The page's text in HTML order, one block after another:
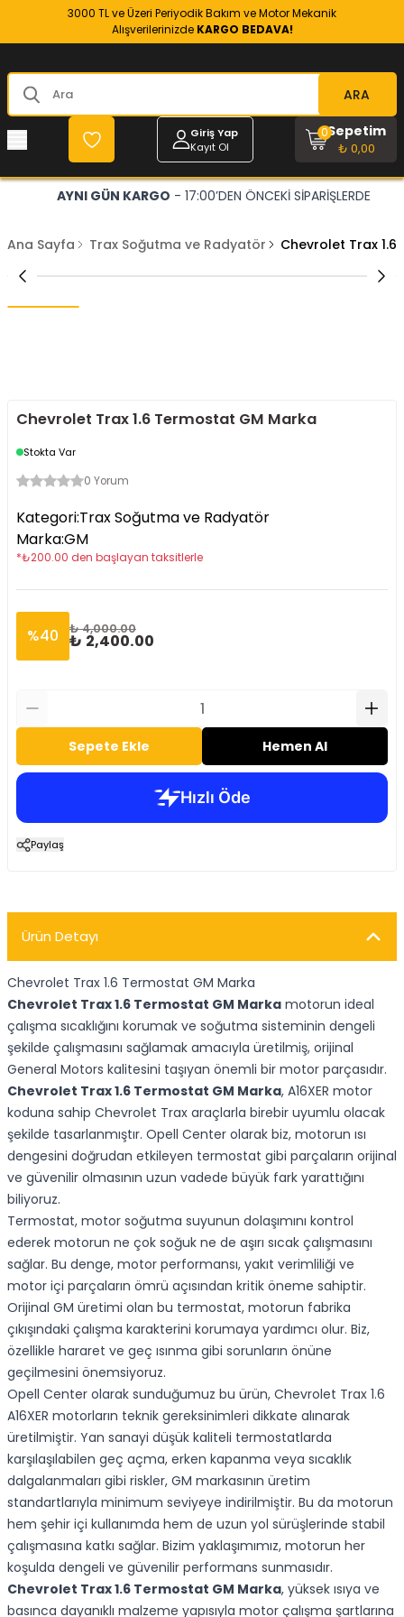
3000 TL ve Üzeri Periyodik Bakım ve Motor Mekanik
Alışverilerinizde KARGO BEDAVA!
ARA
Giriş Yap
Kayıt Ol
Sepetim
₺ 0,00
0
AYNI GÜN KARGO - 17:00’DEN ÖNCEKİ SİPARİŞLERDE
Ana Sayfa Trax Soğutma ve Radyatör Chevrolet Trax
Chevrolet Trax 1.6 Termostat GM Marka
Stokta Var
0 Yorum
Kategori:Trax Soğutma ve Radyatör
Marka:GM
*₺200.00 den başlayan taksitlerle
%40 ₺ 4,000.00
₺ 2,400.00
Sepete Ekle Hemen Al
Paylaş
Ürün Detayı
Chevrolet Trax 1.6 Termostat GM Marka
Chevrolet Trax 1.6 Termostat GM Marka motorun ideal
çalışma sıcaklığını korumak ve soğutma sisteminin dengeli
şekilde çalışmasını sağlamak amacıyla üretilmiş, orijinal
General Motors kalitesini taşıyan önemli bir motor parçasıdır.
Chevrolet Trax 1.6 Termostat GM Marka, A16XER motor
koduna sahip Chevrolet Trax araçlarla birebir uyumlu olacak
şekilde tasarlanmıştır. Opell Center olarak biz, motorun ısı
dengesini doğrudan etkileyen termostat gibi parçaların orijinal
ve güvenilir olmasının uzun vadede büyük fark yarattığını
biliyoruz.
Termostat, motor soğutma suyunun dolaşımını kontrol
ederek motorun ne çok soğuk ne de aşırı sıcak çalışmasını
sağlar. Bu denge, motor performansı, yakıt verimliliği ve
motor içi parçaların ömrü açısından kritik öneme sahiptir.
Orijinal GM üretimi olan bu termostat, motorun fabrika
çıkışındaki çalışma karakterini korumaya yardımcı olur. Biz,
özellikle hararet ve geç ısınma gibi sorunların önüne
geçilmesini önemsiyoruz.
Opell Center olarak sunduğumuz bu ürün, Chevrolet Trax 1.6
A16XER motorların teknik gereksinimleri dikkate alınarak
üretilmiştir. Yan sanayi düşük kaliteli termostatlarda
karşılaşılabilen geç açma, erken kapanma veya sıcaklık
dalgalanmaları gibi riskler, GM markasının üretim
standartlarıyla minimum seviyeye indirilmiştir. Bu da motorun
hem şehir içi kullanımda hem de uzun yol sürüşlerinde stabil
çalışmasına katkı sağlar. Bizim yaklaşımımız, motorun her
koşulda dengeli ve güvenilir performans sunmasıdır.
Chevrolet Trax 1.6 Termostat GM Marka, yüksek ısıya ve
basınca dayanıklı malzeme yapısıyla motor çalışma şartlarına